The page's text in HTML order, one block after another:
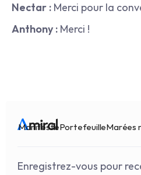
Nectar : Merci pour la
Anthony : Merci !
ManifestePortefeuilleMarées
Enregistrez-vous pour